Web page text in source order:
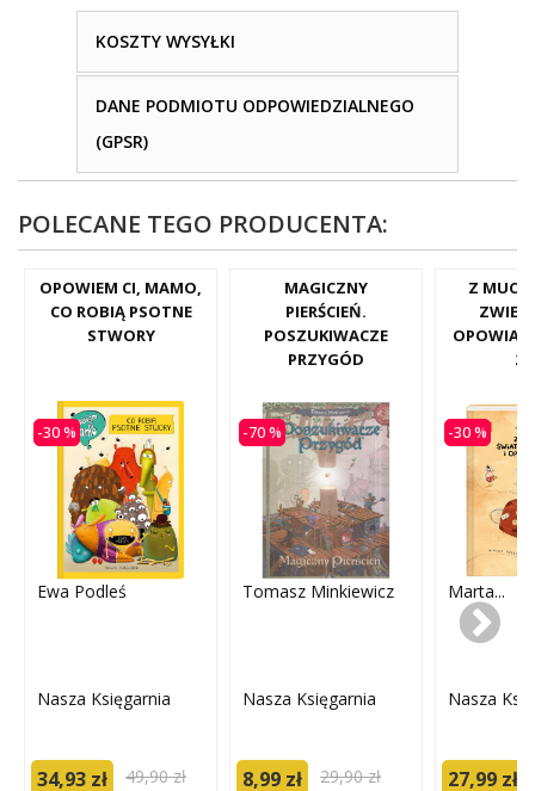
KOSZTY WYSYŁKI
DANE PODMIOTU ODPOWIEDZIALNEGO
(GPSR)
POLECANE TEGO PRODUCENTA:
OPOWIEM CI, MAMO,
CO ROBIĄ PSOTNE
STWORY
-30 %
Ewa Podleś
Nasza Księgarnia
34,93 zł 49,90 zł
MAGICZNY
PIERŚCIEŃ.
POSZUKIWACZE
PRZYGÓD
-70 %
Tomasz Minkiewicz
Nasza Księgarnia
8,99 zł 29,90 zł
Z
-30 %
Marta...
Nasza
27,99 zł